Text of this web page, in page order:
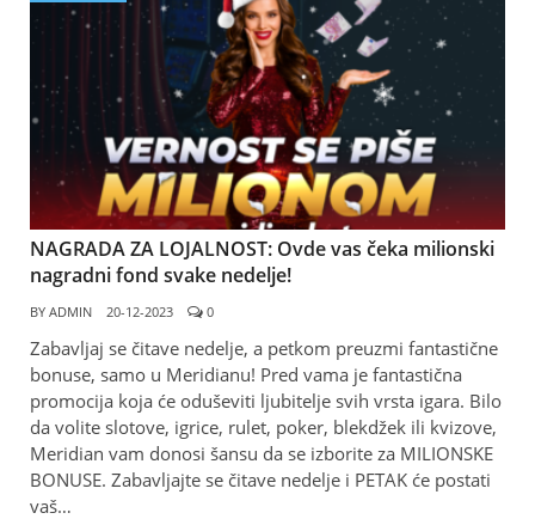
NAGRADA ZA LOJALNOST: Ovde vas čeka milionski
nagradni fond svake nedelje!
BY ADMIN 20-12-2023 0
Zabavljaj se čitave nedelje, a petkom preuzmi fantastične
bonuse, samo u Meridianu! Pred vama je fantastična
promocija koja će oduševiti ljubitelje svih vrsta igara. Bilo
da volite slotove, igrice, rulet, poker, blekdžek ili kvizove,
Meridian vam donosi šansu da se izborite za MILIONSKE
BONUSE. Zabavljajte se čitave nedelje i PETAK će postati
vaš…